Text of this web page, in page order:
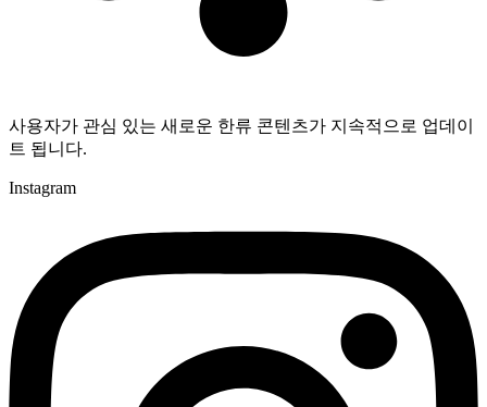
사용자가 관심 있는 새로운 한류 콘텐츠가 지속적으로 업데이
트 됩니다.
Instagram